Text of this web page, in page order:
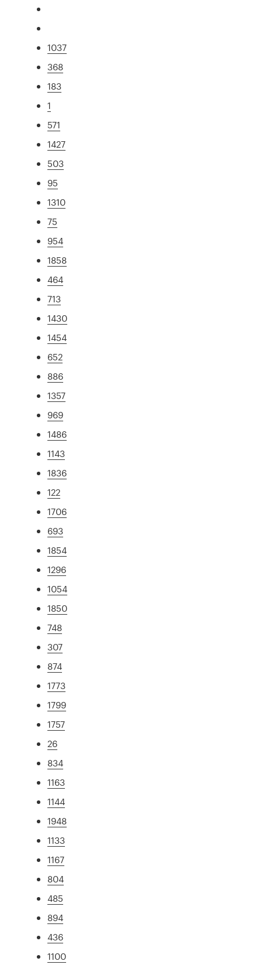
1037
368
183
1
571
1427
503
95
1310
75
954
1858
464
713
1430
1454
652
886
1357
969
1486
1143
1836
122
1706
693
1854
1296
1054
1850
748
307
874
1773
1799
1757
26
834
1163
1144
1948
1133
1167
804
485
894
436
1100